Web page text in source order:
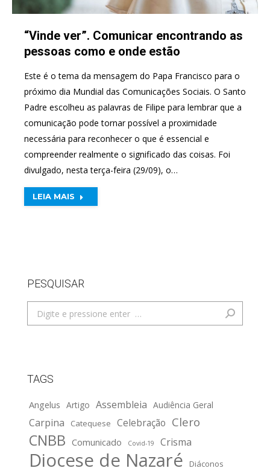
“Vinde ver”. Comunicar encontrando as
pessoas como e onde estão
Este é o tema da mensagem do Papa Francisco para o
próximo dia Mundial das Comunicações Sociais. O Santo
Padre escolheu as palavras de Filipe para lembrar que a
comunicação pode tornar possível a proximidade
necessária para reconhecer o que é essencial e
compreender realmente o significado das coisas. Foi
divulgado, nesta terça-feira (29/09), o…
LEIA MAIS
PESQUISAR
Search:
TAGS
Angelus Artigo Assembleia Audiência Geral
Carpina Catequese Celebração Clero
CNBB Comunicado Covid-19 Crisma
Diocese de Nazaré
Diáconos